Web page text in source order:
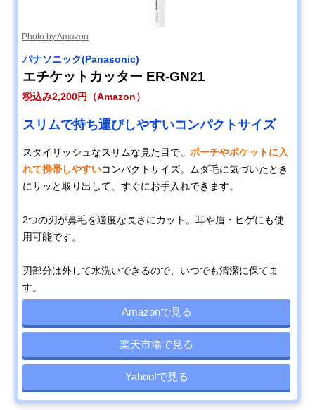
Photo by Amazon
パナソニック(Panasonic)
エチケットカッター ER-GN21
税込み2,200円（Amazon）
スリムで持ち運びしやすいコンパクトサイズ
スタイリッシュなスリムな見た目で、 ポーチやポケットに入
れて携帯しやすいコンパクトサイズ。ムダ毛に気づいたとき
にサッと取り出して、すぐにお手入れできます。
2つの刃が鼻毛を適度な長さにカット。耳や眉・ヒゲにも使
用可能です。
刃部分は外して水洗いできるので、いつでも清潔に保てま
す。
Amazonで見る
楽天市場で見る
Yahoo!で見る